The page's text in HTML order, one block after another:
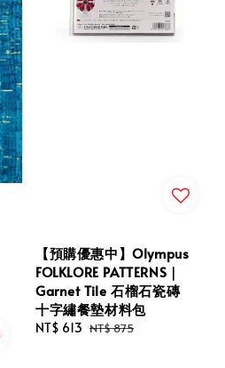
【預購優惠中】Olympus
FOLKLORE PATTERNS｜
Garnet Tile 石榴石瓷磚
十字繡餐墊材料包
Sale
NT$ 613 Regular
NT$ 875